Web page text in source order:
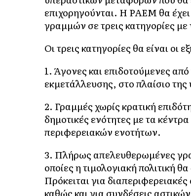
επιχορηγούνται. Η ΡΑΕΜ θα
γραμμών σε τρεις κατηγορίες
Οι τρεις κατηγορίες θα είναι οι
1. Άγονες και επιδοτούμενες
εκμετάλλευσης, στο πλαίσιο
2. Γραμμές χωρίς κρατική
δημοτικές ενότητες με τα
περιφερειακών ενοτήτων.
3. Πλήρως απελευθερωμένες
οποίες η τιμολογιακή πολιτική
Πρόκειται για
καθώς και για συνδέσεις